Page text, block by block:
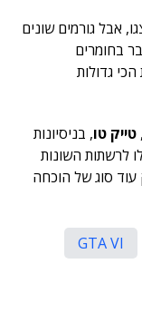
אבל גורמים שונים
בחומרים
גדולות
טייק טו, בניסיונות
לרשתות השונות
סוג של הוכחה
GTA VI